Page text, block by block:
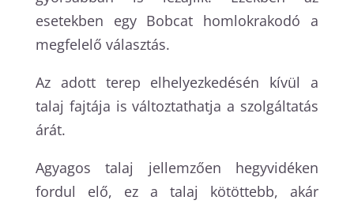
esetekben egy Bobcat homlokrakodó a
megfelelő választás.
Az adott terep elhelyezkedésén kívül a
talaj fajtája is változtathatja a szolgáltatás
árát.
Agyagos talaj jellemzően hegyvidéken
fordul elő, ez a talaj kötöttebb, akár